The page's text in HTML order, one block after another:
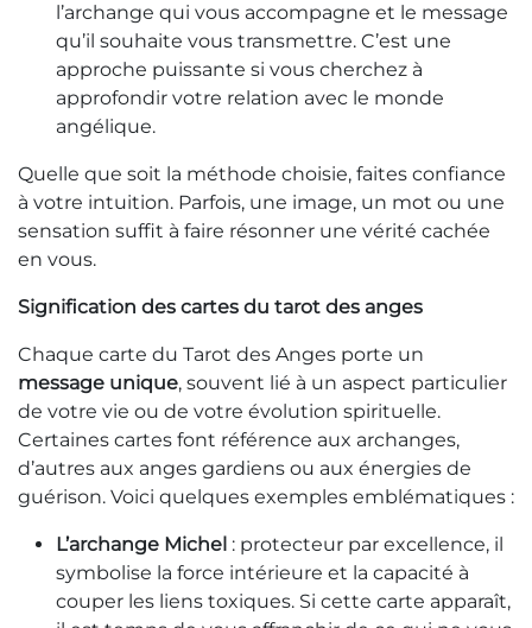
l’archange qui vous accompagne et le message
qu’il souhaite vous transmettre. C’est une
approche puissante si vous cherchez à
approfondir votre relation avec le monde
angélique.
Quelle que soit la méthode choisie, faites confiance
à votre intuition. Parfois, une image, un mot ou une
sensation suffit à faire résonner une vérité cachée
en vous.
Signification des cartes du tarot des anges
Chaque carte du Tarot des Anges porte un
message unique, souvent lié à un aspect particulier
de votre vie ou de votre évolution spirituelle.
Certaines cartes font référence aux archanges,
d’autres aux anges gardiens ou aux énergies de
guérison. Voici quelques exemples emblématiques :
L’archange Michel : protecteur par excellence, il
symbolise la force intérieure et la capacité à
couper les liens toxiques. Si cette carte apparaît,